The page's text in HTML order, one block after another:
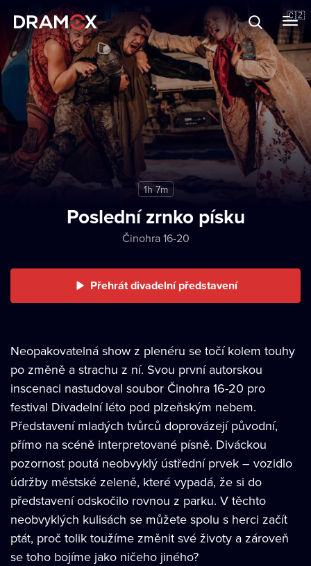
🇨🇿
Dárkové poukazy
Registrujte se
1h 7m
Poslední zrnko písku
Činohra 16-20
Přehrát divadelní představení
Neopakovatelná show z plenéru se točí kolem touhy
po změně a strachu z ní. Svou první autorskou
inscenaci nastudoval soubor Činohra 16-20 pro
festival Divadelní léto pod plzeňským nebem.
Představení mladých tvůrců doprovázejí původní,
přímo na scéně interpretované písně. Diváckou
pozornost poutá neobvyklý ústřední prvek – vozidlo
údržby městské zeleně, které vypadá, že si do
představení odskočilo rovnou z parku. V těchto
neobvyklých kulisách se můžete spolu s herci začít
ptát, proč tolik toužíme změnit své životy a zároveň
se toho bojíme jako ničeho jiného?